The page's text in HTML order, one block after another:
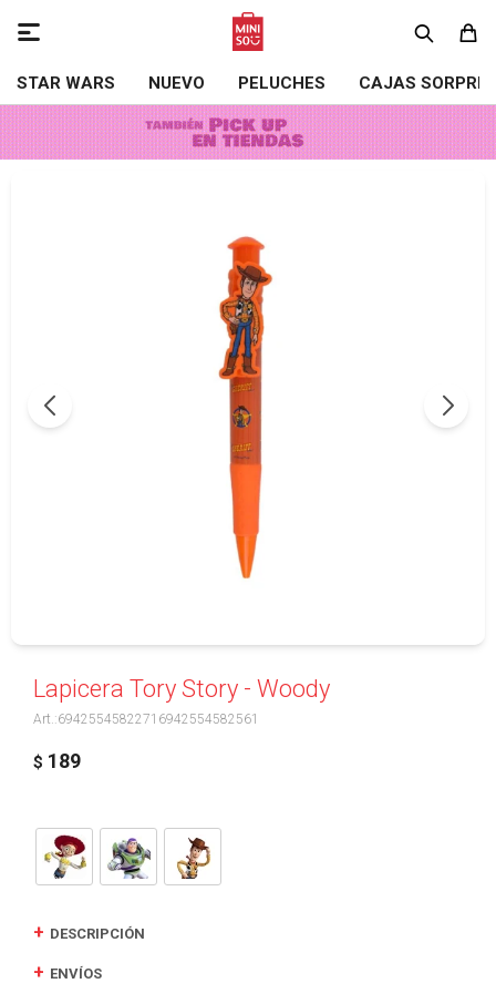
STAR WARS NUEVO PELUCHES CAJAS

Lapicera Tory Story - Woody
69425545822716942554582561
$ 189
DESCRIPCIÓN
ENVÍOS